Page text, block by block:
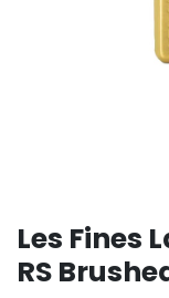
Les Fines
RS